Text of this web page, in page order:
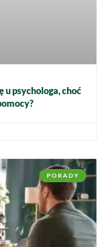
u psychologa, choć
PORADY